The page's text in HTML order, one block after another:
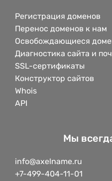
Регистрация доменов
Перенос доменов к нам
Освобождающиеся
Диагностика сайта и
SSL-сертификаты
Конструктор сайтов
Whois
API
Мы
info@axelname.ru
+7-499-404-11-01